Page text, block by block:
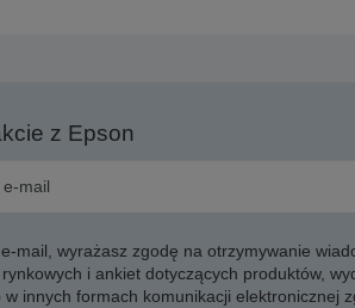
z Epson
mail, wyrażasz zgodę na otrzymywanie
i ankiet dotyczących produktów,
innych formach komunikacji elektronicznej